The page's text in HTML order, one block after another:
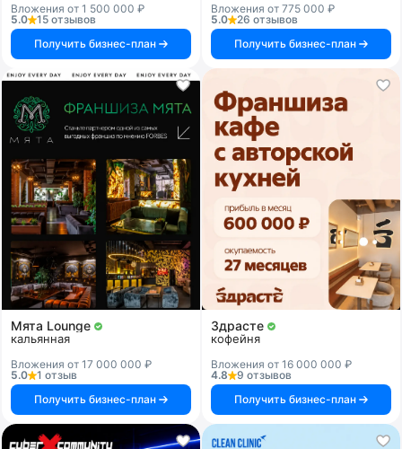
Вложения от 1 500 000 ₽
5.0
15 отзывов
Получить бизнес-план
Вложения от 775 000 ₽
5.0
26 отзывов
Получить бизнес-план
Мята Lounge
кальянная
Вложения от 17 000 000 ₽
5.0
1 отзыв
Получить бизнес-план
Здрасте
кофейня
Вложения от 16 000 000 ₽
4.8
9 отзывов
Получить бизнес-план